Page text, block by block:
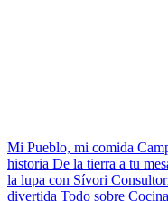
Mi Pueblo, mi comida
historia De la tierra a tu
la lupa con Sívori
divertida Todo sobre